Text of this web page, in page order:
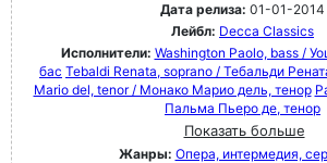
Дата релиза: 01-01-2014
Лейбл: Decca Classics
Исполнители: Washington Paolo, bass /
бас Tebaldi Renata, soprano / Тебальди
Mario del, tenor / Монако Марио дель, тенор
Пальма Пьеро де, тенор
Показать больше
Жанры: Опера, интермедия,